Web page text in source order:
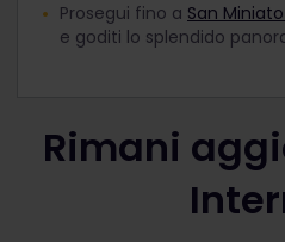
Prosegui fino a San
e goditi lo splendido
Rimani